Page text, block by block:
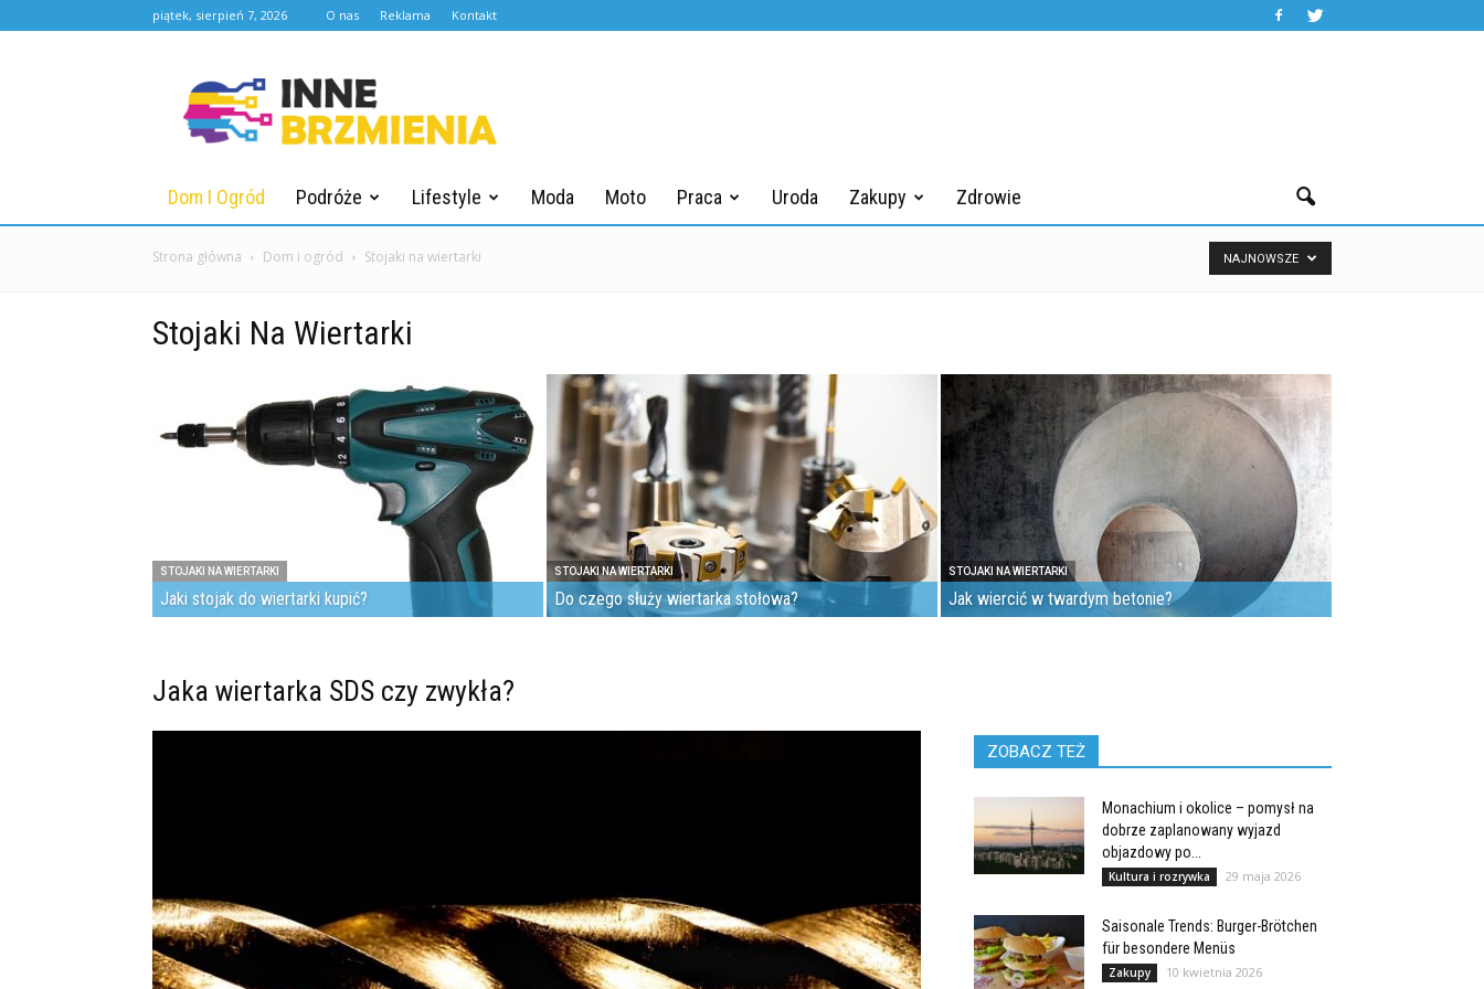
piątek, sierpień 7, 2026 O nas Reklama Kontakt
Dom I Ogród Podróże Lifestyle Moda Moto Praca Uroda Zakupy Zdrowie
Strona główna Dom i ogród Stojaki na wiertarki NAJNOWSZE
Stojaki Na Wiertarki
STOJAKI NA WIERTARKI
Jaki stojak do wiertarki kupić?
STOJAKI NA WIERTARKI
Do czego służy wiertarka stołowa?
STOJAKI NA WIERTARKI
Jak wiercić w twardym betonie?
Jaka wiertarka SDS czy zwykła?
ZOBACZ TEŻ
Monachium i okolice – pomysł na
dobrze zaplanowany wyjazd
objazdowy po...
Kultura i rozrywka 29 maja 2026
Saisonale Trends: Burger-Brötchen
für besondere Menüs
Zakupy 10 kwietnia 2026